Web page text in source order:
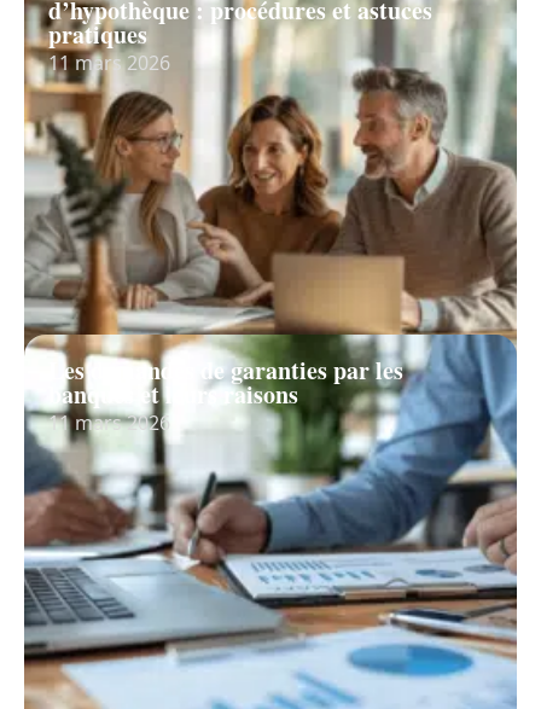
d’hypothèque : procédures et astuces
pratiques
11 mars 2026
Les demandes de garanties par les
banques et leurs raisons
11 mars 2026